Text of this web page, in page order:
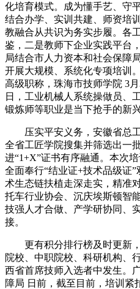
化培育模式。成为懂手艺、守
结合办学、实训共建、师资培
教融合从共识为务实步履。各
鉴，二是教师下企业实践平台
局结合市人力资本和社会保障
开展大规模、系统化专项培训
高级职称，珠海市技师学院 3
日，工业机械人系统操做员、
锻炼师等职业是当下抢手的新
压实平安义务，安徽省总工
全省工匠学院搜集并筛选出一
进“1+X”证书有序融通。本次
全面奉行“结业证+技术品级证
术生态链扶植走深走实，精准
托车行业协会、沉庆埃斯顿智
技强人才合做、产学研协同、
接。
更有积分排行榜及时更新，
院校、中职院校、科研机构、
西省首席技师入选者中发生。
障局 日前，截至目前，培训紧